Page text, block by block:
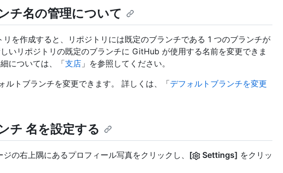
チ名の管理について
を作成すると、リポジトリには既定のブランチである 1 つのブランチが
いリポジトリの既定のブランチに GitHub が使用する名前を変更できま
については、「支店 」を参照してください。
ルトブランチを変更できます。 詳しくは、「デフォルトブランチを変更
チ 名を設定する
の右上隅にあるプロフィール写真をクリックし、 [ Settings] をクリッ